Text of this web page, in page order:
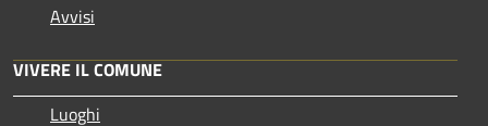
Avvisi
VIVERE IL COMUNE
Luoghi